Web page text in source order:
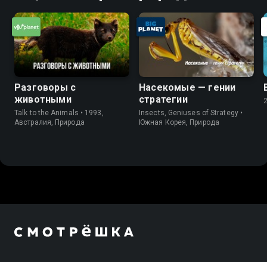
Разговоры с
животными
Talk to the Animals • 1993,
Австралия, Природа
Насекомые — гении
стратегии
Insects, Geniuses of Strategy •
Южная Корея, Природа